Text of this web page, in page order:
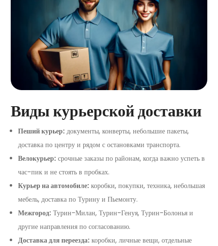
Виды курьерской доставки
Пеший курьер: документы, конверты, небольшие пакеты,
доставка по центру и рядом с остановками транспорта.
Велокурьер: срочные заказы по районам, когда важно успеть в
час-пик и не стоять в пробках.
Курьер на автомобиле: коробки, покупки, техника, небольшая
мебель, доставка по Турину и Пьемонту.
Межгород: Турин-Милан, Турин-Генуя, Турин-Болонья и
другие направления по согласованию.
Доставка для переезда: коробки, личные вещи, отдельные